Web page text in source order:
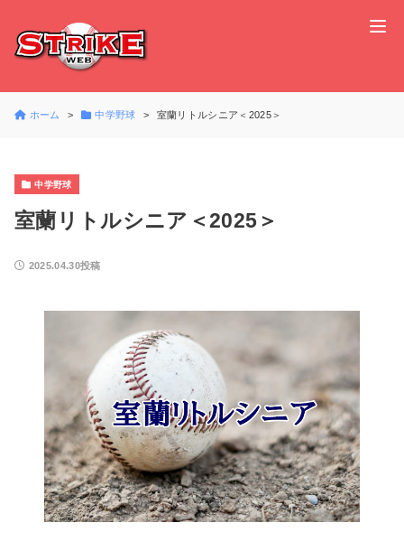
ホーム 中学野球 室蘭リトルシニア＜2025＞
中学野球
室蘭リトルシニア＜2025＞
2025.04.30投稿